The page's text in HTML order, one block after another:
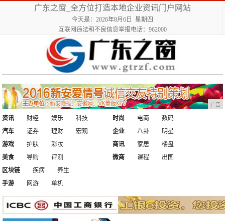
广东之窗_全方位打造本地企业资讯门户网站
今天是：2026年8月6日 星期四
互联网违法和不良信息举报电话：962000
广告
资讯 财经 娱乐
科技
汽车
证券 理财 宏观
时尚 电商
数码
企业
八卦
明星
游戏
护肤
彩妆
美食
导购 评测
商讯 家居
楼盘
微商
课程
出国
区块链
疾病
养生
手游
网游 单机